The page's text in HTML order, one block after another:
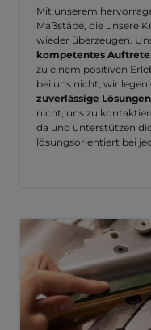
Mit unserem
Maßstäbe, die unsere
wieder überzeugen.
kompetentes
zu einem positiven
bei uns nicht, wir
zuverlässige Lösungen
nicht, uns zu
da und unterstützen
lösungsorientiert bei